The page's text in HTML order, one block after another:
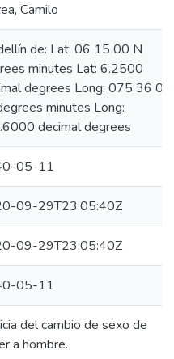
Camilo
de: Lat: 06 15 00 N
minutes Lat: 6.2500
degrees Long: 075 36 00
minutes Long:
decimal degrees
05-11
09-29T23:05:40Z
09-29T23:05:40Z
05-11
del cambio de sexo de
a hombre.